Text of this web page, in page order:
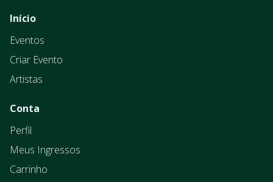
Início
Eventos
Criar Evento
Artistas
Conta
Perfil
Meus Ingressos
Carrinho